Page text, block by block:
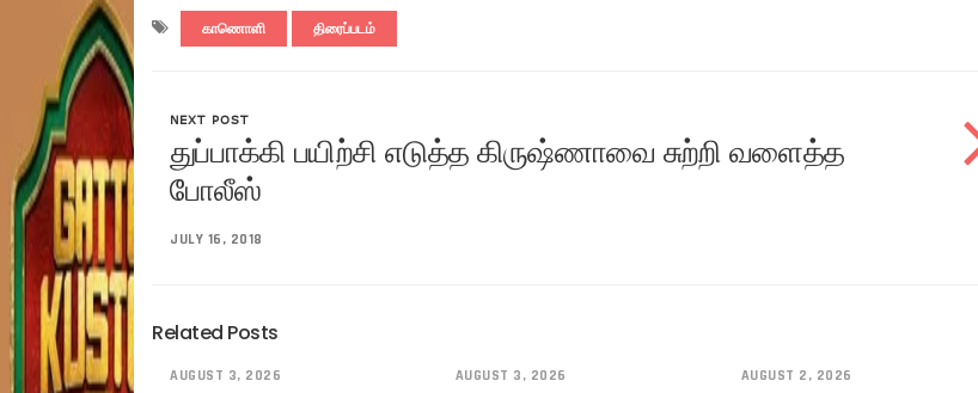
காணொளி திரைப்படம்
NEXT POST
துப்பாக்கி பயிற்சி எடுத்த கிருஷ்ணாவை சுற்றி வளைத்த
போலீஸ்
JULY 16, 2018
Related Posts
AUGUST 3, 2026 AUGUST 3, 2026 AUGUST 2, 2026